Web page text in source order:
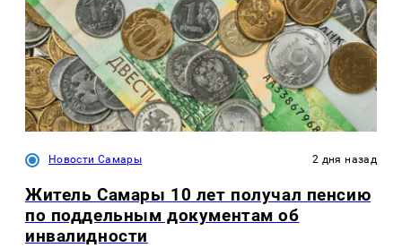
Новости Самары 2 дня назад
Житель Самары 10 лет получал пенсию
по поддельным документам об
инвалидности